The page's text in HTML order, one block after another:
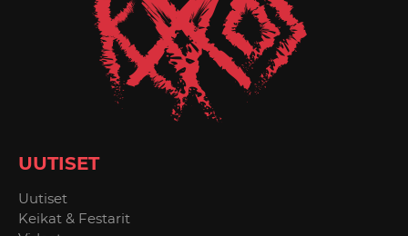
UUTISET
Uutiset
Keikat & Festarit